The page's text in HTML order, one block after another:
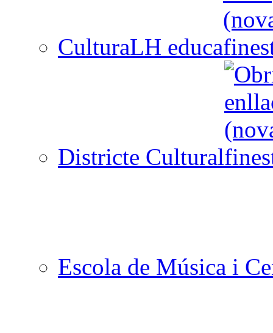
CulturaLH educa
Districte Cultural
Escola de Música i